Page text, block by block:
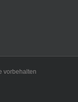
vorbehalten